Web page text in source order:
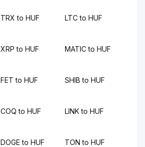
TRX to HUF LTC to HUF
XRP to HUF MATIC to HUF
FET to HUF SHIB to HUF
COQ to HUF LINK to HUF
DOGE to HUF TON to HUF